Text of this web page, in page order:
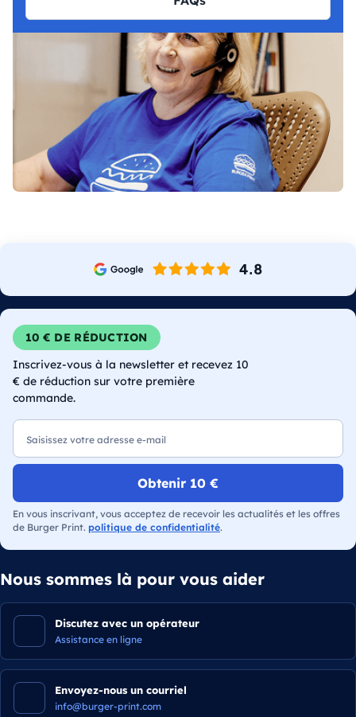
10 € DE RÉDUCTION
Inscrivez-vous à la newsletter et recevez 10
€ de réduction sur votre première
commande.
E-mail
Obtenir 10 €
En vous inscrivant, vous acceptez de recevoir les actualités et les offres
de Burger Print. politique de confidentialité.
Nous sommes là pour vous aider
Discutez avec un opérateur
Assistance en ligne
Envoyez-nous un courriel
info@burger-print.com